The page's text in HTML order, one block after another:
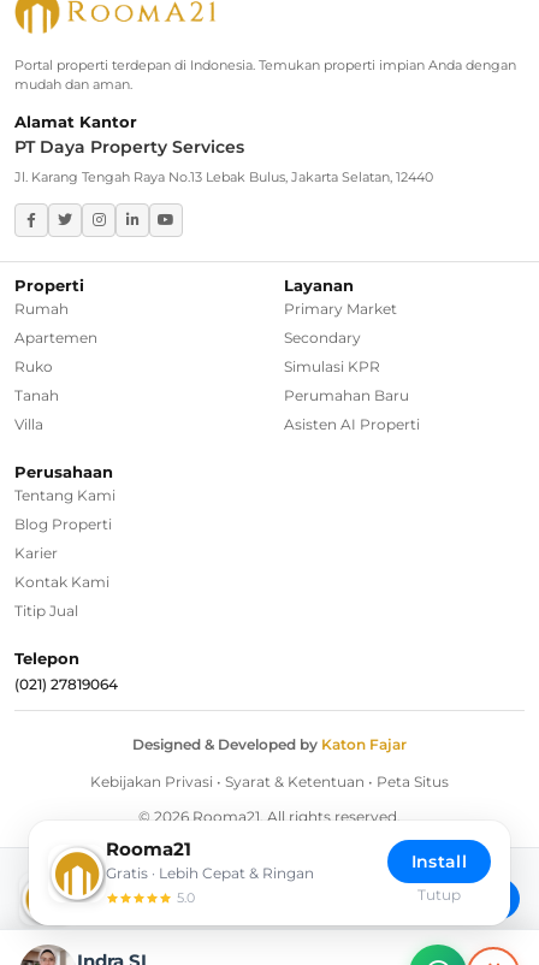
Rumah Dijual di Jagakarsa
Rumah Dijual di Kebayoran Baru
Greater Jakarta
Rumah Dijual di Bekasi
Rumah Dijual di Bogor
Rumah Dijual di Depok
Regional Agencies
Bandung
Bali
Portal properti terdepan di Indonesia. Temukan properti impian Anda dengan
mudah dan aman.
Alamat Kantor
PT Daya Property Services
Jl. Karang Tengah Raya No.13 Lebak Bulus, Jakarta Selatan, 12440
Properti
Rumah
Apartemen
Ruko
Tanah
Villa
Layanan
Primary Market
Secondary
Simulasi KPR
Perumahan Baru
Asisten AI Properti
Perusahaan
Tentang Kami
Blog Properti
Karier
Kontak Kami
Titip Jual
Telepon
(021) 27819064
Designed & Developed by Katon Fajar
Kebijakan Privasi • Syarat & Ketentuan • Peta Situs
© 2026 Rooma21. All rights reserved.
Download Rooma21 App
Install
Rooma21
Gratis · Lebih Cepat & Ringan
5.0
Install
Tutup